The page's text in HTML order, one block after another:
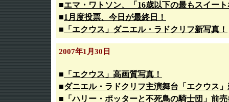
■エマ・ワトソン、「16歳以下の最もスイー
■1月度投票、今日が最終日！
■ 「エクウス」ダニエル・ラドクリフ新写真！
2007年1月30日
■ 「エクウス」高画質写真！
■ダニエル・ラドクリフ主演舞台「エクウス
■ 「ハリー・ポッターと不死鳥の騎士団」前